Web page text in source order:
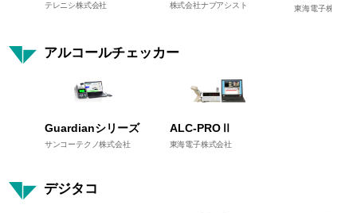
テレニシ株式会社 株式会社ナブアシスト 東海電子株式会社
アルコールチェッカー
Guardianシリーズ
サンコーテクノ株式会社
ALC-PROⅡ
東海電子株式会社
デジタコ